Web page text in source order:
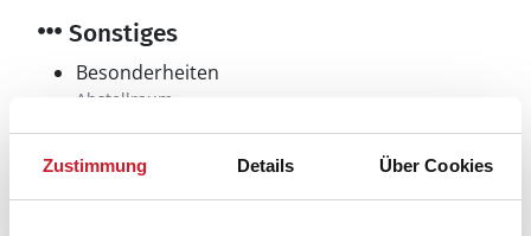
Zustimmung Details Über Cookies
Sonstiges
Besonderheiten
Abstellraum
Schlafzimmer
Hauswechseltag